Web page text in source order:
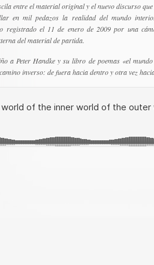
entre el material original y el nuevo discurso
en mil pedazos la realidad del mundo
registrado el 11 de enero de 2009 por una
del material de partida.
a Peter Handke y su libro de poemas «el
inverso: de fuera hacia dentro y otra vez